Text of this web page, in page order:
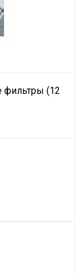
фильтры (12